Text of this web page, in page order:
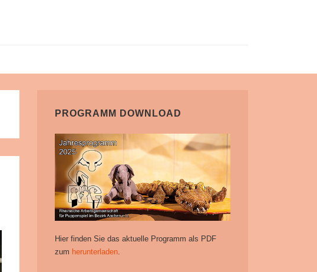
PROGRAMM DOWNLOAD
Hier finden Sie das aktuelle Programm als PDF
zum herunterladen.